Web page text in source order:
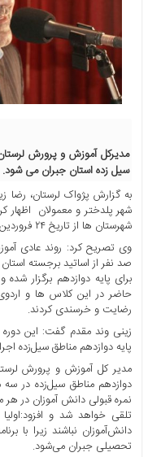
فرهنگی
علمی
دسترسی
سریع
ارتباط
برگه
نمونه
تعرفه
درباره
اخبار
سایت
ارتباط
مدیرکل آموزش و پرورش
سیل زده استان جبران می شود.
به گزارش پژواک لرستان، رضا
شهر پلدختر و معمولان اظهار
شهرستان ها از تاریخ ۲۴ فروردین دایر شده است.
وی تصریح کرد: روند عادی
صد نفر از اساتید برجسته
برای پایه دوازدهم برگزار
حاضر در این کلاس ها و
رضایت و خرسندی کردند.
پایه دوازدهم مناطق سیل‌زده
مدیر کل آموزش و پرورش
دوازدهم مناطق سیل‌زده در سه
نمره قبولی دانش آموزان در هر
تلقی خواهد شد و
دانش‌آموزان نباشند زیرا با
تحصیلی جبران می‌شود.